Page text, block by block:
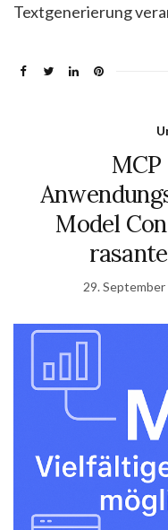
Textgenerierung
Model
29. September